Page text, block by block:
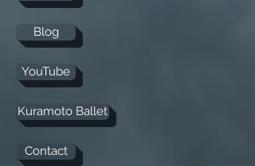
Blog
YouTube
Kuramoto Ballet
Contact